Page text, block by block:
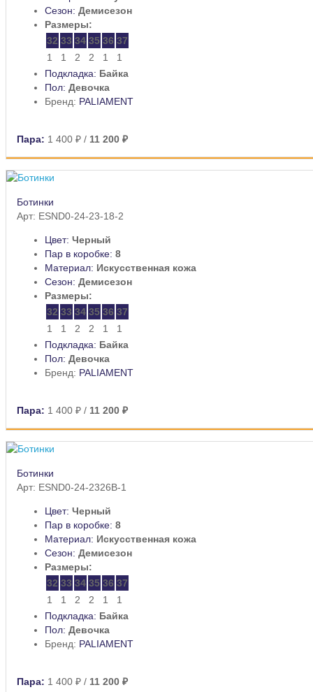
Сезон: Демисезон
Размеры:
32 33 34 35 36 37
1
1 2 2 1
1
Подкладка: Байка
Пол: Девочка
Бренд: PALIAMENT
Пара: 1 400 ₽ / 11 200 ₽
Ботинки
Арт: ESND0-24-23-18-2
Цвет: Черный
Пар в коробке: 8
Материал: Искусственная кожа
Сезон: Демисезон
Размеры:
32 33 34 35 36 37
1
1 2 2 1
1
Подкладка: Байка
Пол: Девочка
Бренд: PALIAMENT
Пара: 1 400 ₽ / 11 200 ₽
Ботинки
Арт: ESND0-24-2326B-1
Цвет: Черный
Пар в коробке: 8
Материал: Искусственная кожа
Сезон: Демисезон
Размеры:
32 33 34 35 36 37
1
1 2 2 1
1
Подкладка: Байка
Пол: Девочка
Бренд: PALIAMENT
Пара: 1 400 ₽ / 11 200 ₽